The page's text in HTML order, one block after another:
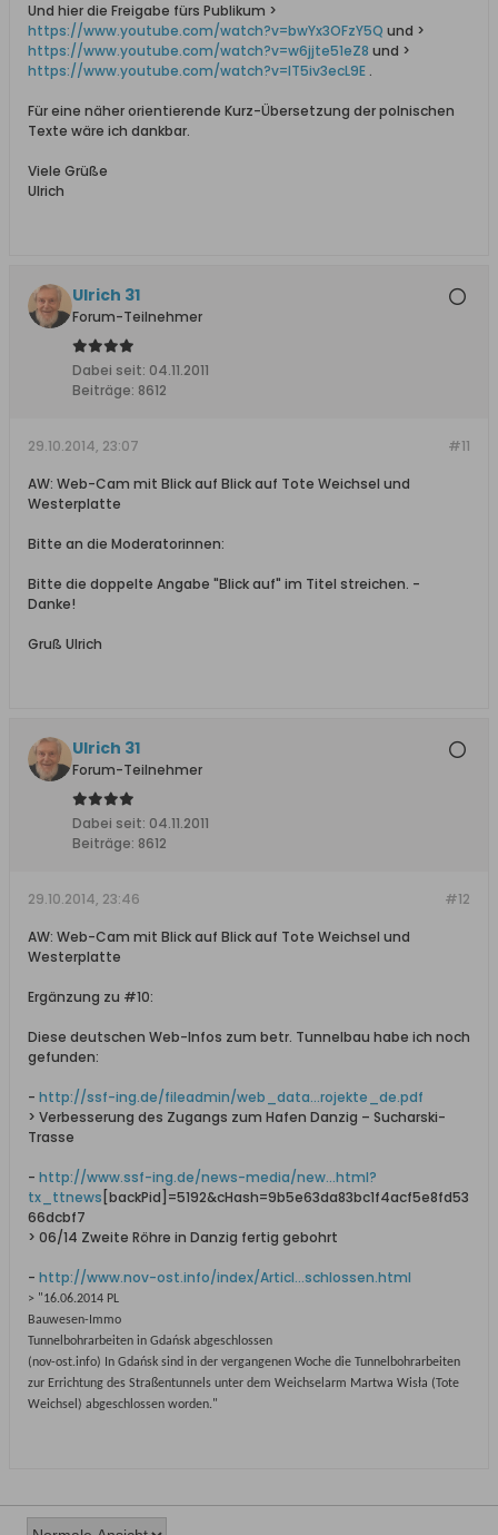
Und hier die Freigabe fürs Publikum >
https://www.youtube.com/watch?v=bwYx3OFzY5Q und >
https://www.youtube.com/watch?v=w6jjte51eZ8 und >
https://www.youtube.com/watch?v=IT5iv3ecL9E .
Für eine näher orientierende Kurz-Übersetzung der polnischen
Texte wäre ich dankbar.
Viele Grüße
Ulrich
Ulrich 31
Forum-Teilnehmer
Dabei seit: 04.11.2011
Beiträge: 8612
#11
29.10.2014, 23:07
AW: Web-Cam mit Blick auf Blick auf Tote Weichsel und
Westerplatte
Bitte an die Moderatorinnen:
Bitte die doppelte Angabe "Blick auf" im Titel streichen. -
Danke!
Gruß Ulrich
Ulrich 31
Forum-Teilnehmer
Dabei seit: 04.11.2011
Beiträge: 8612
#12
29.10.2014, 23:46
AW: Web-Cam mit Blick auf Blick auf Tote Weichsel und
Westerplatte
Ergänzung zu #10:
Diese deutschen Web-Infos zum betr. Tunnelbau habe ich noch
gefunden:
- http://ssf-ing.de/fileadmin/web_data...rojekte_de.pdf
> Verbesserung des Zugangs zum Hafen Danzig – Sucharski-
Trasse
- http://www.ssf-ing.de/news-media/new...html?
tx_ttnews [backPid]=5192&cHash=9b5e63da83bc1f4acf5e8fd53
66dcbf7
> 06/14 Zweite Röhre in Danzig fertig gebohrt
- http://www.nov-ost.info/index/Articl...schlossen.html
> "16.06.2014 PL
Bauwesen-Immo
Tunnelbohrarbeiten in Gdańsk abgeschlossen
(nov-ost.info) In Gdańsk sind in der vergangenen Woche die Tunnelbohrarbeiten
zur Errichtung des Straßentunnels unter dem Weichselarm Martwa Wisła (Tote
Weichsel) abgeschlossen worden."